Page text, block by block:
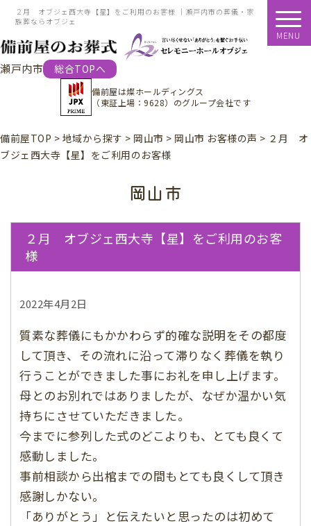
２月 オブジェ西大寺【星】をご利用のお客様 ｜瀬戸内市の葬儀・家
族葬ならオブジェ
総合TOPへ
瀬戸内市
備前屋は燦ホールディングス
（東証上場：9628） のグループ会社です
MENU
備前屋TOP > 地域から探す > 岡山市 > 岡山市 お客様の声 > ２月 オ
ブジェ西大寺【星】をご利用のお客様
岡山市
２月 オブジェ西大寺【星】をご利用のお客
様
2022年4月2日
質素な葬儀にもかかわらず的確な説明をその都度
して頂き、その流れに沿って滞りなく葬儀を執り
行うことができました事にお礼を申し上げます。
母とのお別れではありましたが、なぜか温かい気
持ちにさせていただきました。
今までに参列した式のどこよりも、とても良くて
感動しました。
事前相談から出棺までの間もとても良くして頂き
感謝しかない。
「ありがとう」と伝えたいと思ったのは初めて